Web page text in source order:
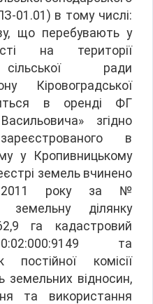
01.01) в тому числі:
що перебувають у
на території
сільської ради
Кіровоградської
в оренді ФГ
згідно
в
у Кропивницькому
земель вчинено
2011 року за №
земельну ділянку
га кадастровий
та
постійної комісії
земельних відносин,
та використання